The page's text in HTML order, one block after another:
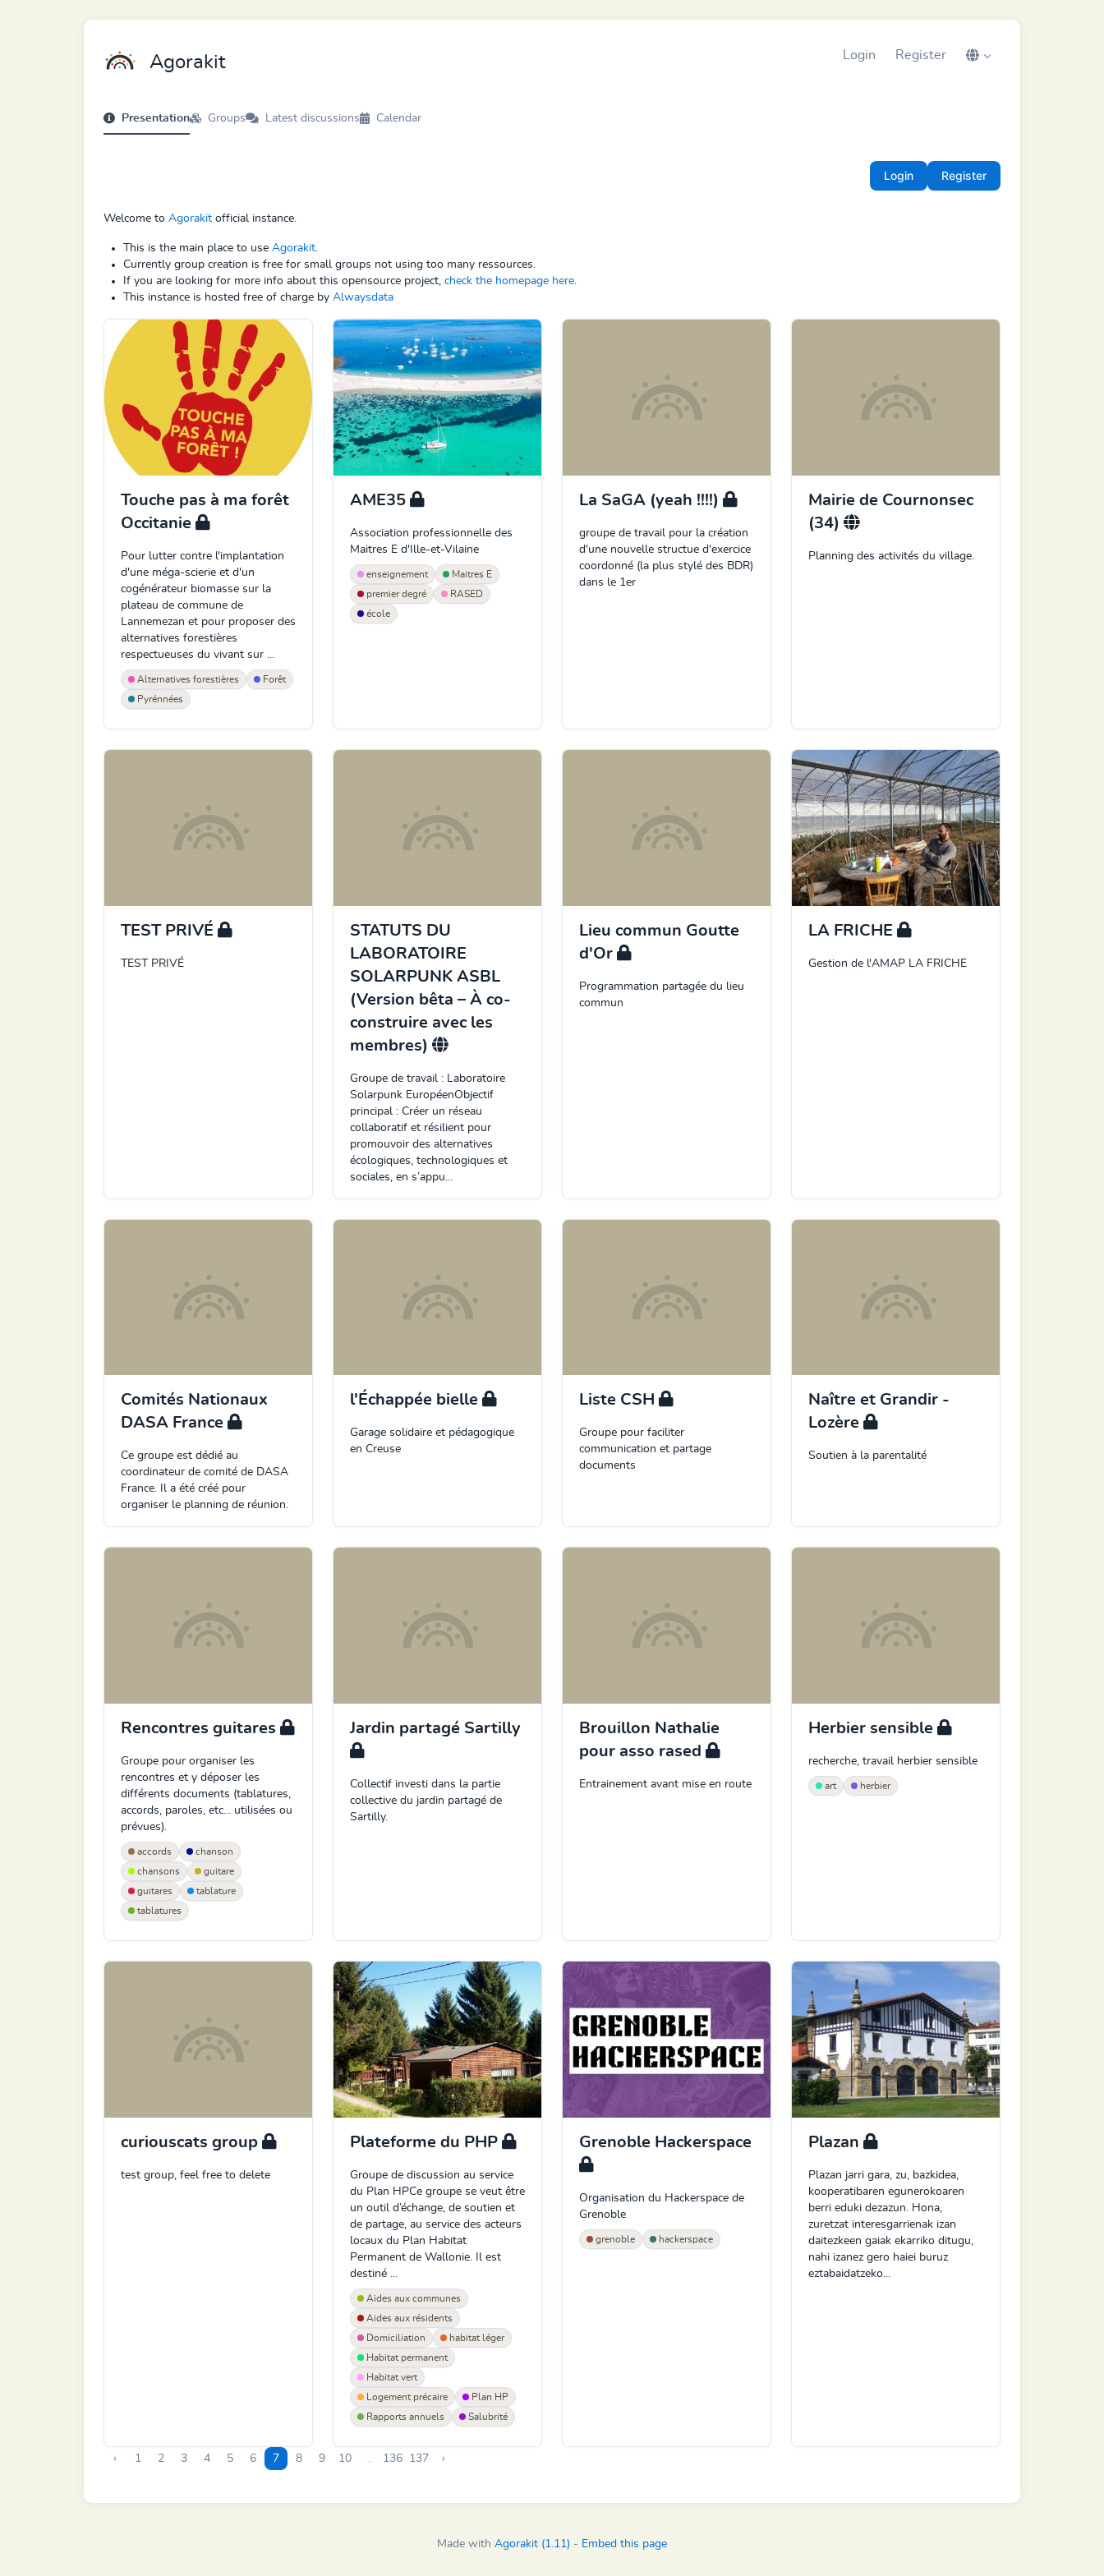
Agorakit Login Register
Presentation Groups Latest discussions Calendar
Login Register
Welcome to Agorakit official instance.
This is the main place to use Agorakit.
Currently group creation is free for small groups not using too many ressources.
If you are looking for more info about this opensource project, check the homepage here.
This instance is hosted free of charge by Alwaysdata
Touche pas à ma forêt
Occitanie
Pour lutter contre l'implantation
d'une méga-scierie et d'un
cogénérateur biomasse sur la
plateau de commune de
Lannemezan et pour proposer des
alternatives forestières
respectueuses du vivant sur ...
Alternatives forestières
Forêt
Pyrénnées
AME35
Association professionnelle des
Maitres E d'Ille-et-Vilaine
enseignement
Maitres E
premier degré
RASED
école
La SaGA (yeah !!!!)
groupe de travail pour la création
d'une nouvelle structue d'exercice
coordonné (la plus stylé des BDR)
dans le 1er
Mairie de Cournonsec
(34)
Planning des activités du village.
TEST PRIVÉ
TEST PRIVÉ
STATUTS DU
LABORATOIRE
SOLARPUNK ASBL
(Version bêta – À co-
construire avec les
membres)
Groupe de travail : Laboratoire
Solarpunk EuropéenObjectif
principal : Créer un réseau
collaboratif et résilient pour
promouvoir des alternatives
écologiques, technologiques et
sociales, en s’appu...
Lieu commun Goutte
d'Or
Programmation partagée du lieu
commun
LA FRICHE
Gestion de l'AMAP LA FRICHE
Comités Nationaux
DASA France
Ce groupe est dédié au
coordinateur de comité de DASA
France. Il a été créé pour
organiser le planning de réunion.
l'Échappée bielle
Garage solidaire et pédagogique
en Creuse
Liste CSH
Groupe pour faciliter
communication et partage
documents
Naître et Grandir -
Lozère
Soutien à la parentalité
Rencontres guitares
Groupe pour organiser les
rencontres et y déposer les
différents documents (tablatures,
accords, paroles, etc... utilisées ou
prévues).
accords
chanson
chansons
guitare
guitares
tablature
tablatures
Jardin partagé Sartilly
Collectif investi dans la partie
collective du jardin partagé de
Sartilly.
Brouillon Nathalie
pour asso rased
Entrainement avant mise en route
Herbier sensible
recherche, travail herbier sensible
art herbier
curiouscats group
test group, feel free to delete
Plateforme du PHP
Groupe de discussion au service
du Plan HPCe groupe se veut être
un outil d’échange, de soutien et
de partage, au service des acteurs
locaux du Plan Habitat
Permanent de Wallonie. Il est
destiné ...
Aides aux communes
Aides aux résidents
Domiciliation
habitat léger
Habitat permanent
Habitat vert
Logement précaire
Plan HP
Rapports annuels
Salubrité
Grenoble Hackerspace
Organisation du Hackerspace de
Grenoble
grenoble hackerspace
Plazan
Plazan jarri gara, zu, bazkidea,
kooperatibaren egunerokoaren
berri eduki dezazun. Hona,
zuretzat interesgarrienak izan
daitezkeen gaiak ekarriko ditugu,
nahi izanez gero haiei buruz
eztabaidatzeko...
‹ 1 2 3 4 5 6 7 8 9 10 136 137 ›
Made with Agorakit (1.11) - Embed this page